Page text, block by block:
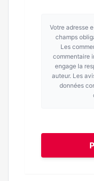
Votre adresse
champs
Les
commentaire
engage la
auteur. Les
données